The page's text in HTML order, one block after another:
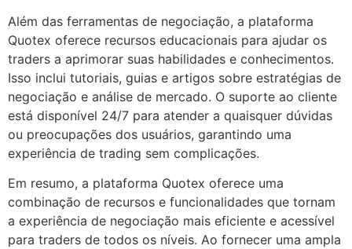
Além das ferramentas de negociação, a plataforma
Quotex oferece recursos educacionais para ajudar os
traders a aprimorar suas habilidades e conhecimentos.
Isso inclui tutoriais, guias e artigos sobre estratégias de
negociação e análise de mercado. O suporte ao cliente
está disponível 24/7 para atender a quaisquer dúvidas
ou preocupações dos usuários, garantindo uma
experiência de trading sem complicações.
Em resumo, a plataforma Quotex oferece uma
combinação de recursos e funcionalidades que tornam
a experiência de negociação mais eficiente e acessível
para traders de todos os níveis. Ao fornecer uma ampla